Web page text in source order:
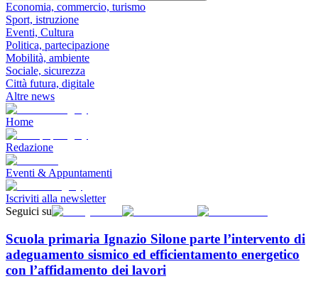
Economia, commercio, turismo
Sport, istruzione
Eventi, Cultura
Politica, partecipazione
Mobilità, ambiente
Sociale, sicurezza
Città futura, digitale
Altre news
Home
Redazione
Eventi & Appuntamenti
Iscriviti alla newsletter
Seguici su
Scuola primaria Ignazio Silone parte l’intervento di
adeguamento sismico ed efficientamento energetico
con l’affidamento dei lavori